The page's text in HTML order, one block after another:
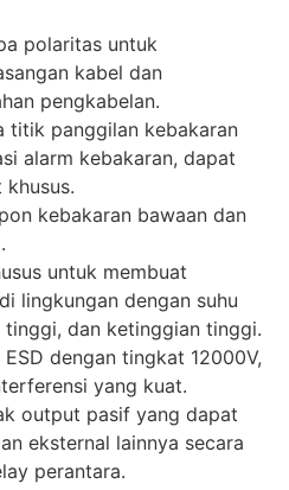
polaritas untuk
kabel dan
pengkabelan.
titik panggilan kebakaran
alarm kebakaran, dapat
kebakaran bawaan dan
untuk membuat
lingkungan dengan suhu
dan ketinggian tinggi.
dengan tingkat 12000V,
yang kuat.
output pasif yang dapat
eksternal lainnya secara
perantara.